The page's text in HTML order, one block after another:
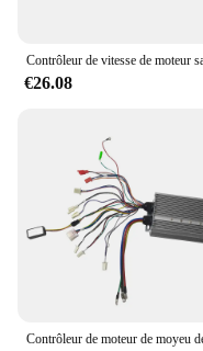
€26.08